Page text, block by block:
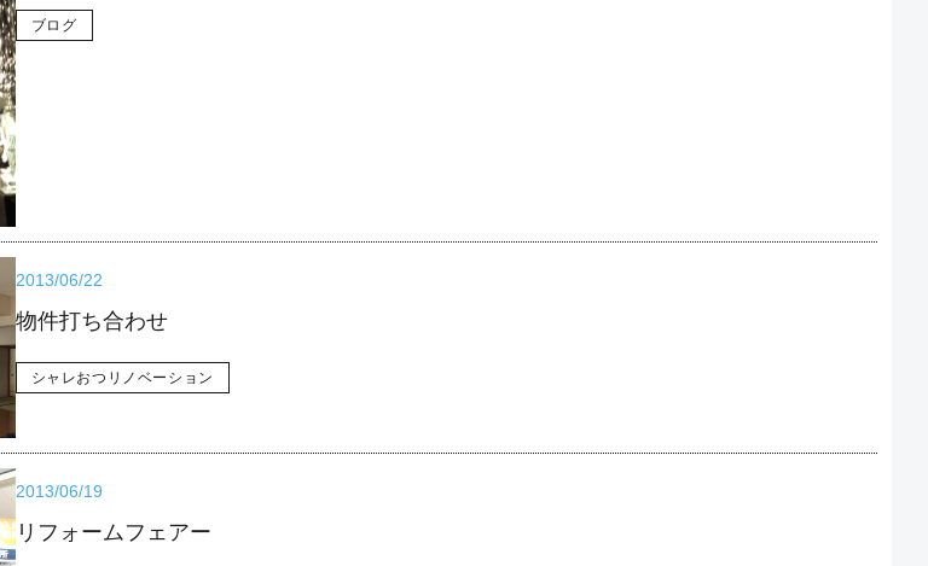
ブログ
2013/06/22
物件打ち合わせ
シャレおつリノベーション
2013/06/19
リフォームフェアー